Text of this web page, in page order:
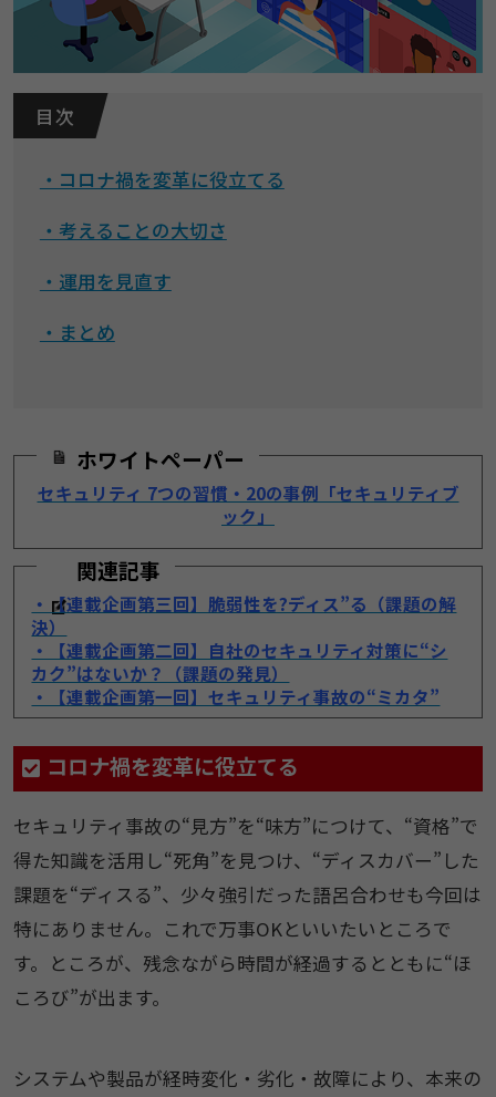
目 次
・コロナ禍を変革に役立てる
・考えることの大切さ
・運用を見直す
・まとめ
ホワイトペーパー
セキュリティ 7つの習慣・20の事例「セキュリティブ
ック」
関連記事
・【連載企画第三回】脆弱性を?ディス”る（課題の解
決）
・【連載企画第二回】自社のセキュリティ対策に“シ
カク”はないか？（課題の発見）
・【連載企画第一回】セキュリティ事故の“ミカタ”
コロナ禍を変革に役立てる
セキュリティ事故の“見方”を“味方”につけて、“資格”で
得た知識を活用し“死角”を見つけ、“ディスカバー”した
課題を“ディスる”、少々強引だった語呂合わせも今回は
特にありません。これで万事OKといいたいところで
す。ところが、残念ながら時間が経過するとともに“ほ
ころび”が出ます。
システムや製品が経時変化・劣化・故障により、本来の